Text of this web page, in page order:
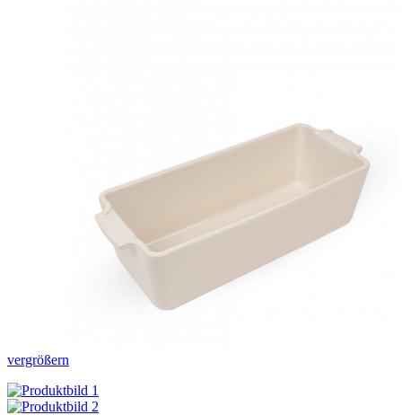
vergrößern